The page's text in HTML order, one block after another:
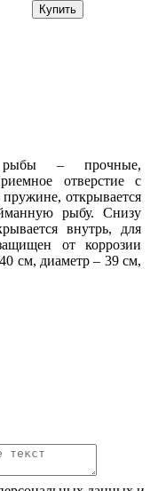
Купить
рыбы – прочные,
отверстие с
открывается
рыбу. Снизу
внутрь, для
от коррозии
см, диаметр – 39 см,